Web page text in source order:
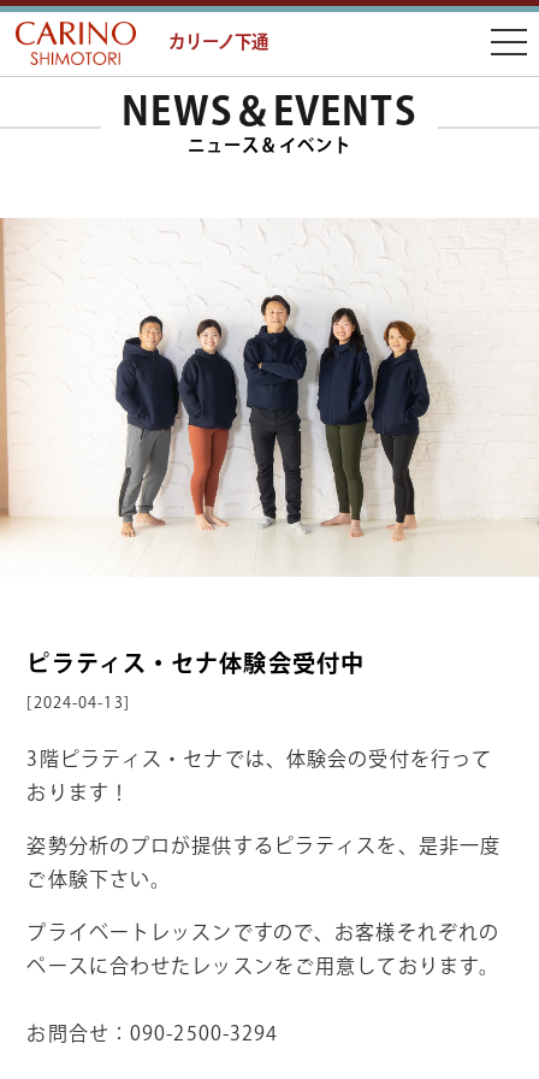
カリーノ下通
NEWS＆EVENTS
ニュース＆イベント
ピラティス・セナ体験会受付中
[2024-04-13]
3階ピラティス・セナでは、体験会の受付を行って
おります！
姿勢分析のプロが提供するピラティスを、是非一度
ご体験下さい。
プライベートレッスンですので、お客様それぞれの
ペースに合わせたレッスンをご用意しております。
お問合せ：090-2500-3294